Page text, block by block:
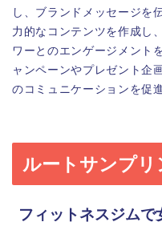
し、ブランドメッセージを
力的なコンテンツを作成し
ワーとのエンゲージメント
ャンペーンやプレゼント企
のコミュニケーションを促
ルートサンプリ
フィットネスジム